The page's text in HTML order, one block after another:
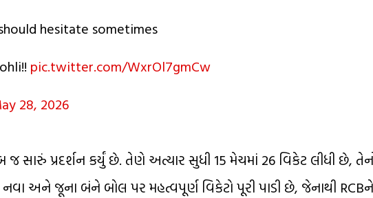
hesitate sometimes
pic.twitter.com/WxrOl7gmCw
28, 2026
પ્રદર્શન કર્યું છે. તેણે અત્યાર સુધી 15 મેચમાં 26 વિકેટ લીધી છે,
અને જૂના બંને બોલ પર મહત્વપૂર્ણ વિકેટો પૂરી પાડી છે, જેનાથી